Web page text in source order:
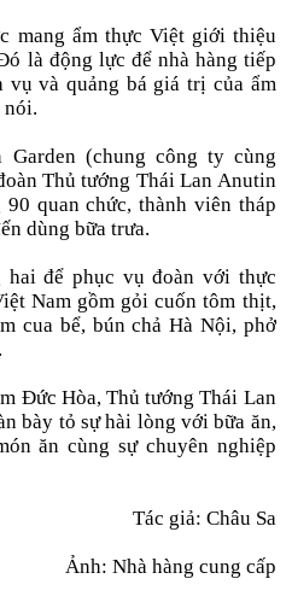
mang ẩm thực Việt giới thiệu
là động lực để nhà hàng tiếp
và quảng bá giá trị của ẩm
nói.
Garden (chung công ty cùng
Thủ tướng Thái Lan Anutin
quan chức, thành viên tháp
dùng bữa trưa.
hai để phục vụ đoàn với thực
Nam gồm gỏi cuốn tôm thịt,
cua bể, bún chả Hà Nội, phở
Đức Hòa, Thủ tướng Thái Lan
bày tỏ sự hài lòng với bữa ăn,
ăn cùng sự chuyên nghiệp
Tác giả: Châu Sa
Ảnh: Nhà hàng cung cấp